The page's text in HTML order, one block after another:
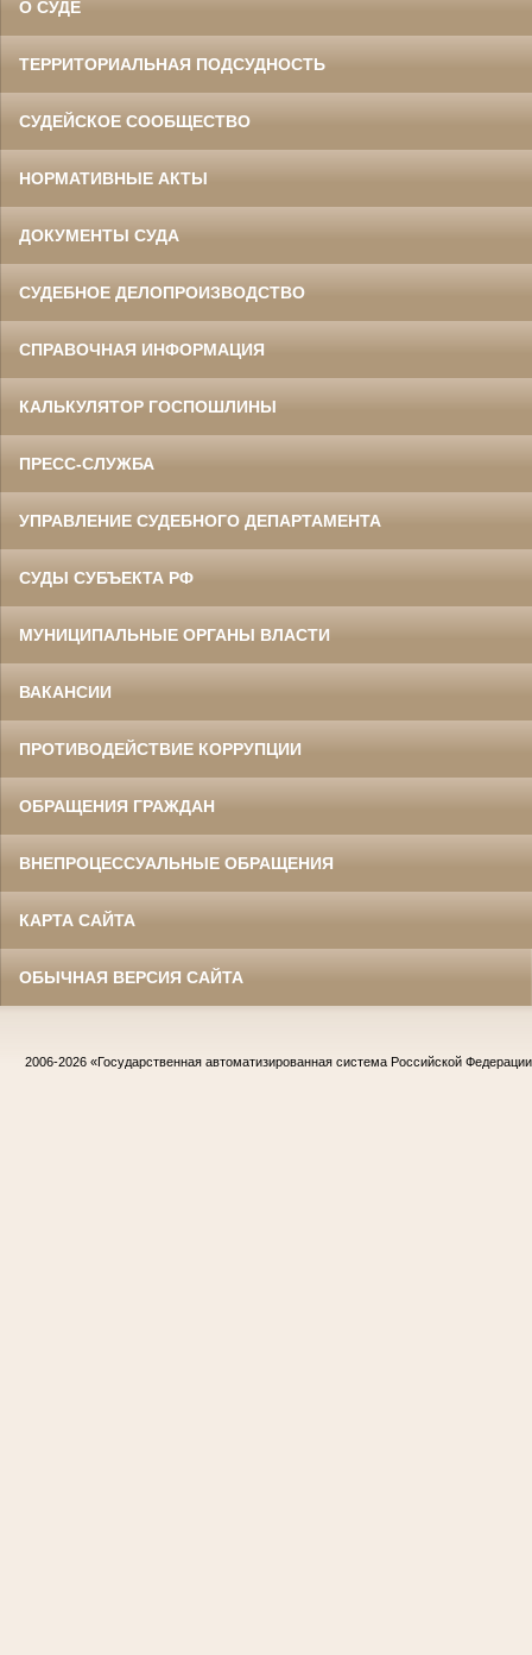
О СУДЕ
ТЕРРИТОРИАЛЬНАЯ ПОДСУДНОСТЬ
СУДЕЙСКОЕ СООБЩЕСТВО
НОРМАТИВНЫЕ АКТЫ
ДОКУМЕНТЫ СУДА
СУДЕБНОЕ ДЕЛОПРОИЗВОДСТВО
СПРАВОЧНАЯ ИНФОРМАЦИЯ
КАЛЬКУЛЯТОР ГОСПОШЛИНЫ
ПРЕСС-СЛУЖБА
УПРАВЛЕНИЕ СУДЕБНОГО ДЕПАРТАМЕНТА
СУДЫ СУБЪЕКТА РФ
МУНИЦИПАЛЬНЫЕ ОРГАНЫ ВЛАСТИ
ВАКАНСИИ
ПРОТИВОДЕЙСТВИЕ КОРРУПЦИИ
ОБРАЩЕНИЯ ГРАЖДАН
ВНЕПРОЦЕССУАЛЬНЫЕ ОБРАЩЕНИЯ
КАРТА САЙТА
ОБЫЧНАЯ ВЕРСИЯ САЙТА
2006-2026 «Государственная автоматизированная система Российской